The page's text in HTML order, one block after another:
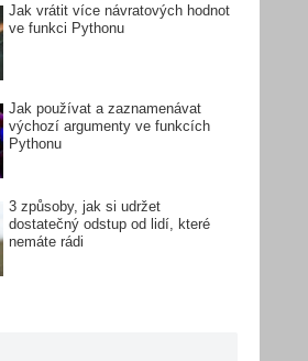
Jak vrátit více návratových hodnot
ve funkci Pythonu
Jak používat a zaznamenávat
výchozí argumenty ve funkcích
Pythonu
3 způsoby, jak si udržet
dostatečný odstup od lidí, které
nemáte rádi